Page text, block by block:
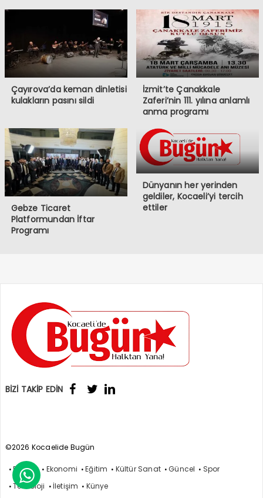
Çayırova’da keman dinletisi
kulakların pasını sildi
İzmit’te Çanakkale
Zaferi’nin 111. yılına anlamlı
anma programı
Gebze Ticaret
Platformundan İftar
Programı
Dünyanın her yerinden
geldiler, Kocaeli’yi tercih
ettiler
BİZİ TAKİP EDİN
©2026 Kocaelide Bugün
Politika Ekonomi Eğitim Kültür Sanat Güncel
Spor
Teknoloji
İletişim Künye
